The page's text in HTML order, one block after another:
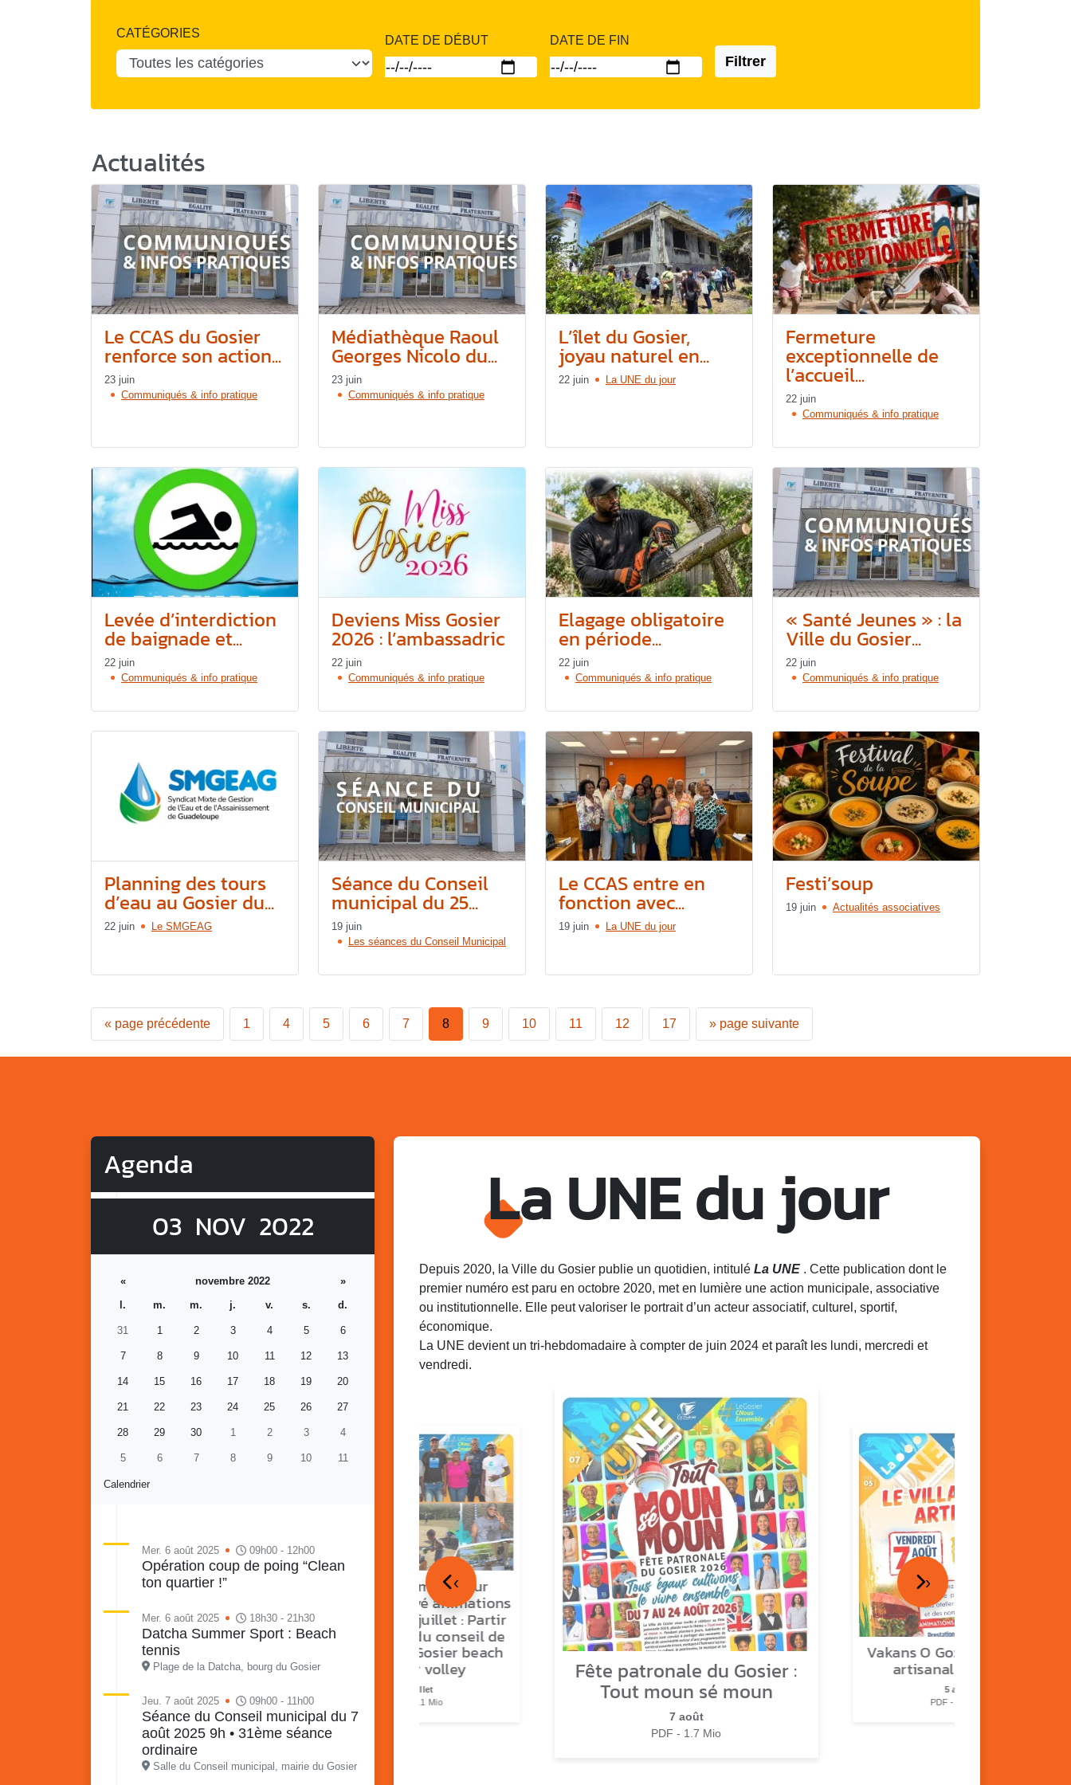
CATÉGORIES
DATE DE DÉBUT DATE DE FIN
Filtrer
Actualités
Le CCAS du Gosier
renforce son action...
23 juin
Communiqués & info pratique
Médiathèque Raoul
Georges Nicolo du...
23 juin
Communiqués & info pratique
L’îlet du Gosier,
joyau naturel en...
22 juin La UNE du jour
Fermeture
exceptionnelle de
l’accueil...
22 juin
Communiqués & info pratique
Levée d’interdiction
de baignade et...
22 juin
Communiqués & info pratique
Deviens Miss Gosier
2026 : l’ambassadric
22 juin
Communiqués & info pratique
Elagage obligatoire
en période...
22 juin
Communiqués & info pratique
« Santé Jeunes » : la
Ville du Gosier...
22 juin
Communiqués & info pratique
Planning des tours
d’eau au Gosier du...
22 juin Le SMGEAG
Séance du Conseil
municipal du 25...
19 juin
Les séances du Conseil Municipal
Le CCAS entre en
fonction avec...
19 juin La UNE du jour
Festi’soup
19 juin Actualités associatives
« page précédente 1 4 5 6 7 8 9 10 11 12 17 » page suivante
Agenda
03 NOV 2022
Calendrier
« novembre 2022
»
l.
m. m. j. v. s. d.
31 1 2 3 4 5 6
7 8 9 10 11 12 13
14 15 16 17 18 19 20
21 22 23 24 25 26 27
28 29 30 1 2 3 4
5 6 7 8 9 10 11
Mer. 6 août 2025 09h00 - 12h00
Opération coup de poing “Clean
ton quartier !”
Mer. 6 août 2025 18h30 - 21h30
Datcha Summer Sport : Beach
tennis
Plage de la Datcha, bourg du Gosier
Jeu. 7 août 2025 09h00 - 11h00
Séance du Conseil municipal du 7
août 2025 9h • 31ème séance
ordinaire
Salle du Conseil municipal, mairie du Gosier
La UNE du jour
Depuis 2020, la Ville du Gosier publie un quotidien, intitulé La UNE . Cette publication dont le
premier numéro est paru en octobre 2020, met en lumière une action municipale, associative
ou institutionnelle. Elle peut valoriser le portrait d’un acteur associatif, culturel, sportif,
économique.
La UNE devient un tri-hebdomadaire à compter de juin 2024 et paraît les lundi, mercredi et
vendredi.
Vakans o Gozyé : Gosier
Lanta
PDF - 1.6 Mio
Retour en images sur
Vakans O Gozyé animations
du samedi 18 juillet : Partir
en livre, fête du conseil de
quartier n°3, Gosier beach
summer volley
23 juillet
PDF - 5.1 Mio
Fête patronale du Gosier :
Tout moun sé moun
7 août
PDF - 1.7 Mio
Vakans O Gozyé : le village
artisanal du Gosier
5 août
PDF - 1.2 Mio
‹ ›